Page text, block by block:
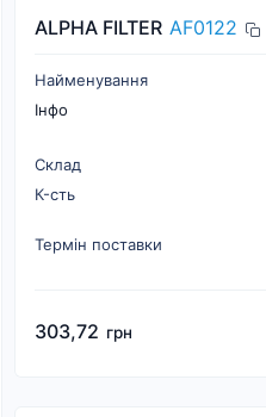
ALPHA FILTER AF0122
Найменування
Інфо
Склад
К-cть
Термін поставки
303,72 грн